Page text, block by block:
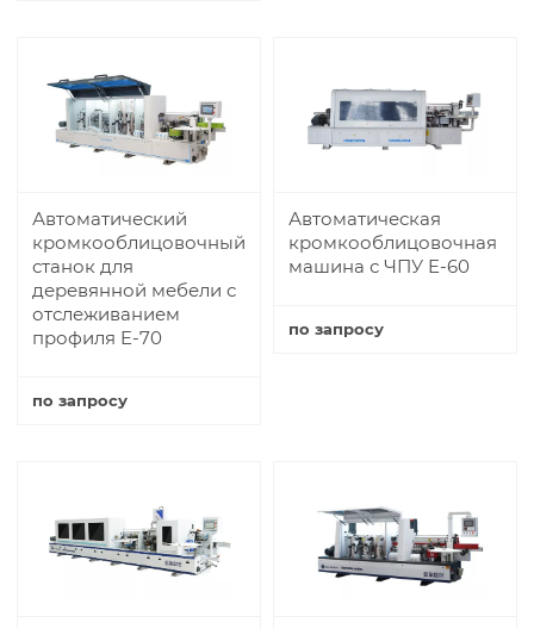
Автоматический
кромкооблицовочный
станок для
деревянной мебели с
отслеживанием
профиля E-70
по запросу
Автоматическая
кромкооблицовочная
машина с ЧПУ E-60
по запросу